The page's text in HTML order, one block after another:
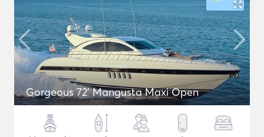
Gorgeous 72' Mangusta Maxi Open